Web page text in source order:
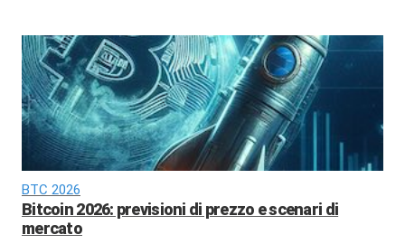
BTC 2026
Bitcoin 2026: previsioni di prezzo e scenari di
mercato